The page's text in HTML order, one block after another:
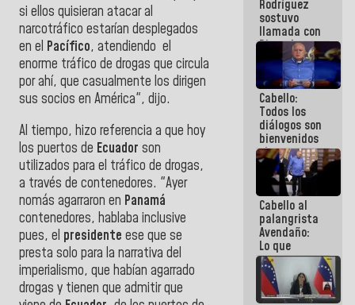
si ellos quisieran atacar al
narcotráfico estarían desplegados
en el Pacífico, atendiendo el
enorme tráfico de drogas que circula
por ahí, que casualmente los dirigen
sus socios en América", dijo.
Al tiempo, hizo referencia a que hoy
los puertos de Ecuador son
utilizados para el tráfico de drogas,
a través de contenedores. "Ayer
nomás agarraron en Panamá
contenedores, hablaba inclusive
pues, el presidente ese que se
presta solo para la narrativa del
imperialismo, que habían agarrado
drogas y tienen que admitir que
Rodríguez
sostuvo
llamada con
Dinorah
Figuera y
acuerdan
primer
encuentro
presencial
para el
diálogo
Cabello:
Todos los
diálogos son
bienvenidos
siempre que
estén en el
marco de la
Constitución
de la
República
Cabello al
palangrista
Avendaño:
Lo que
vayas a
escribir
hazlo hoy
por que no